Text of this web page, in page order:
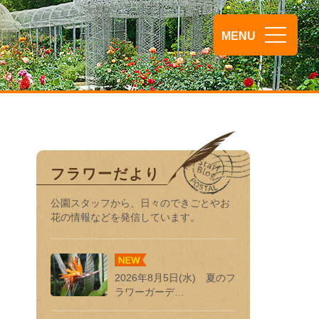
MENU
フラワーだより
公園スタッフから、日々のできごとやお
花の情報などを発信しています。
2026年8月5日(水) 夏のフ
ラワーガーデ…